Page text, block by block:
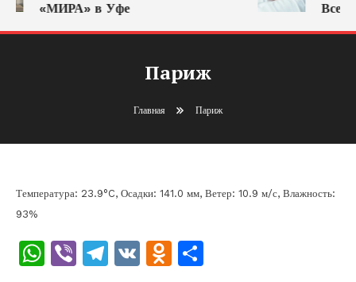
«МИРА» в Уфе
Париж
Главная Париж
Температура: 23.9°C, Осадки: 141.0 мм, Ветер: 10.9 м/с, Влажность:
93%
WhatsApp
ViberTelegram
VK Odnoklassniki